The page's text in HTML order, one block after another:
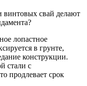
винтовых свай делают
лопастное
в грунте,
конструкции.
стали с
продлевает срок